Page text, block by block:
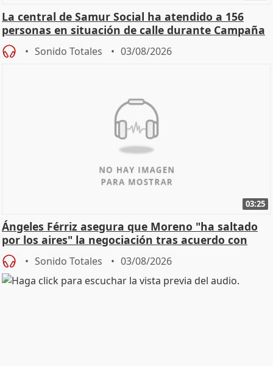
La central de Samur Social ha atendido a 156
personas en situación de calle durante Campaña
de Calor
Sonido Totales 03/08/2026
03:25
Ángeles Férriz asegura que Moreno "ha saltado
por los aires" la negociación tras acuerdo con
SMA
Sonido Totales 03/08/2026